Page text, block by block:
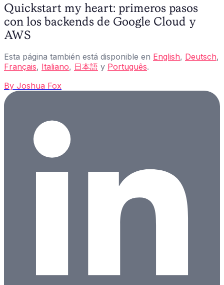
Quickstart my heart: primeros pasos
con los backends de Google Cloud y
AWS
Esta página también está disponible en English, Deutsch,
Français, Italiano, 日本語 y Português.
By Joshua Fox